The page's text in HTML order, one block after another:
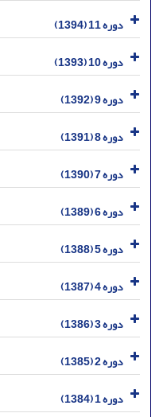
دوره 11 (1394)
دوره 10 (1393)
دوره 9 (1392)
دوره 8 (1391)
دوره 7 (1390)
دوره 6 (1389)
دوره 5 (1388)
دوره 4 (1387)
دوره 3 (1386)
دوره 2 (1385)
دوره 1 (1384)